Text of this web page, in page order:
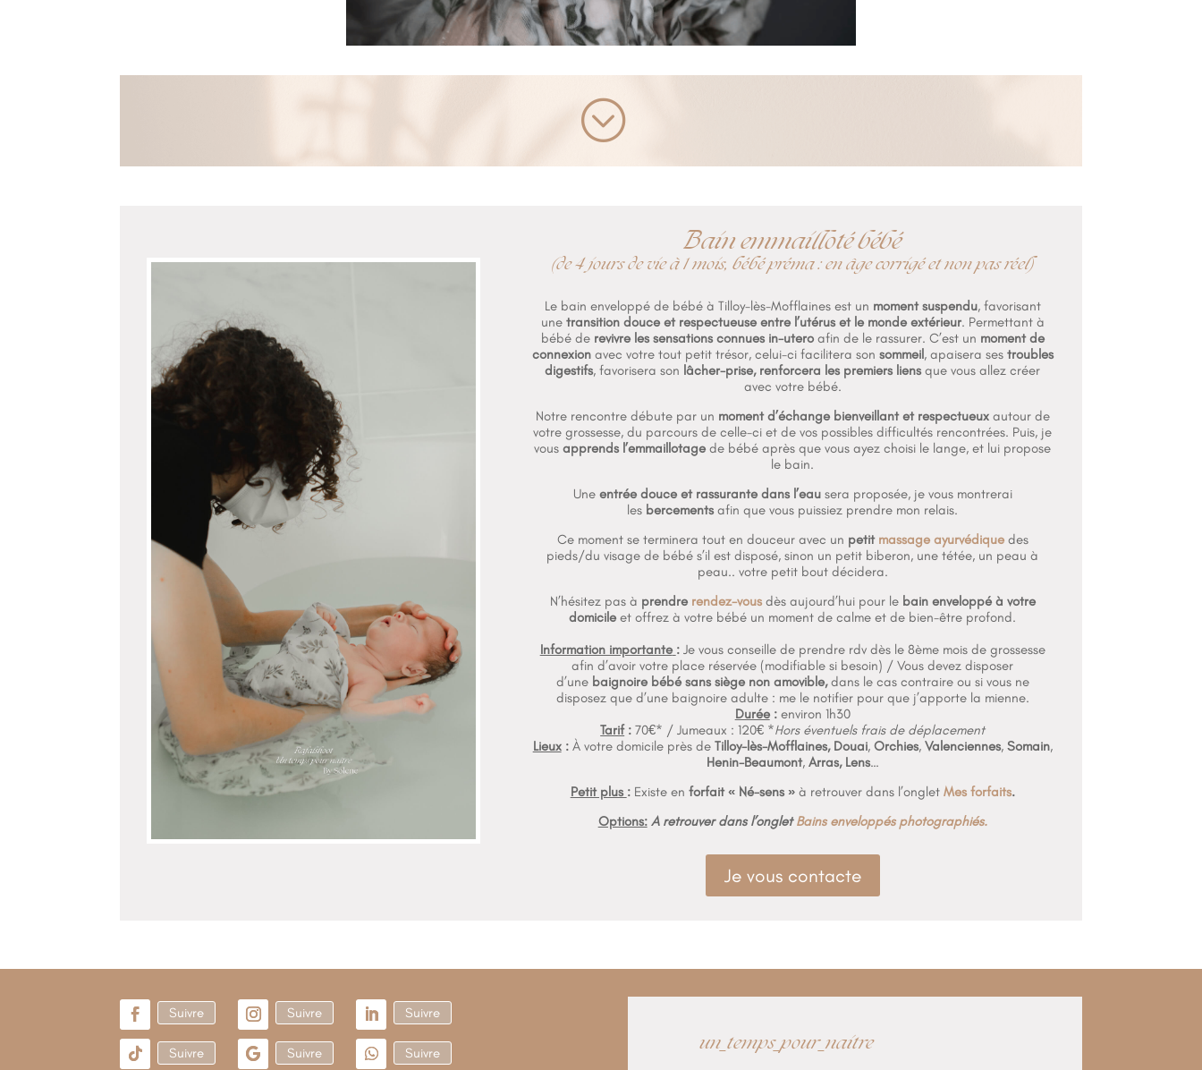
;
Bain emmailloté bébé
(de 4 jours de vie à 1 mois, bébé préma : en âge corrigé et non pas réel)
Le bain enveloppé de bébé à Tilloy-lès-Mofflaines est un moment suspendu, favorisant
une transition douce et respectueuse entre l’utérus et le monde extérieur. Permettant à
bébé de revivre les sensations connues in-utero afin de le rassurer. C’est un moment de
connexion avec votre tout petit trésor, celui-ci facilitera son sommeil , apaisera ses troubles
digestifs, favorisera son lâcher-prise, renforcera les premiers liens que vous allez créer
avec votre bébé.
Notre rencontre débute par un moment d’échange bienveillant et respectueux autour de
votre grossesse, du parcours de celle-ci et de vos possibles difficultés rencontrées. Puis, je
vous apprends l’emmaillotage de bébé après que vous ayez choisi le lange, et lui propose
le bain.
Une entrée douce et rassurante dans l’eau sera proposée, je vous montrerai
les bercements afin que vous puissiez prendre mon relais.
Ce moment se terminera tout en douceur avec un petit massage ayurvédique des
pieds/du visage de bébé s’il est disposé, sinon un petit biberon, une tétée, un peau à
peau.. votre petit bout décidera.
N’hésitez pas à prendre rendez-vous dès aujourd’hui pour le bain enveloppé à votre
domicile et offrez à votre bébé un moment de calme et de bien-être profond.
Information importante :Je vous conseille de prendre rdv dès le 8ème mois de grossesse
afin d’avoir votre place réservée (modifiable si besoin) /Vous devez disposer
d’une baignoire bébé sans siège non amovible,dans le cas contraire ou si vous ne
disposez que d’une baignoire adulte : me le notifier pour que j’apporte la mienne.
Durée:environ 1h30
Tarif: 70€* / Jumeaux : 120€ *Hors éventuels frais de déplacement
Lieux:À votre domicile près de Tilloy-lès-Mofflaines, Douai, Orchies, Valenciennes, Somain,
Henin-Beaumont, Arras, Lens…
Petit plus : Existe en forfait « Né-sens »à retrouver dans l’onglet Mes forfaits.
Options: A retrouver dans l’ongletBains enveloppés photographiés.
Je vous contacte
Suivre Suivre Suivre
Suivre Suivre Suivre un_temps_pour_naitre